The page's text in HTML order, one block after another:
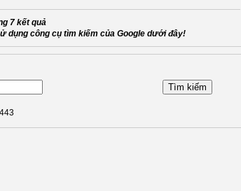
7 kết quả
dụng công cụ tìm kiếm của Google dưới đây!